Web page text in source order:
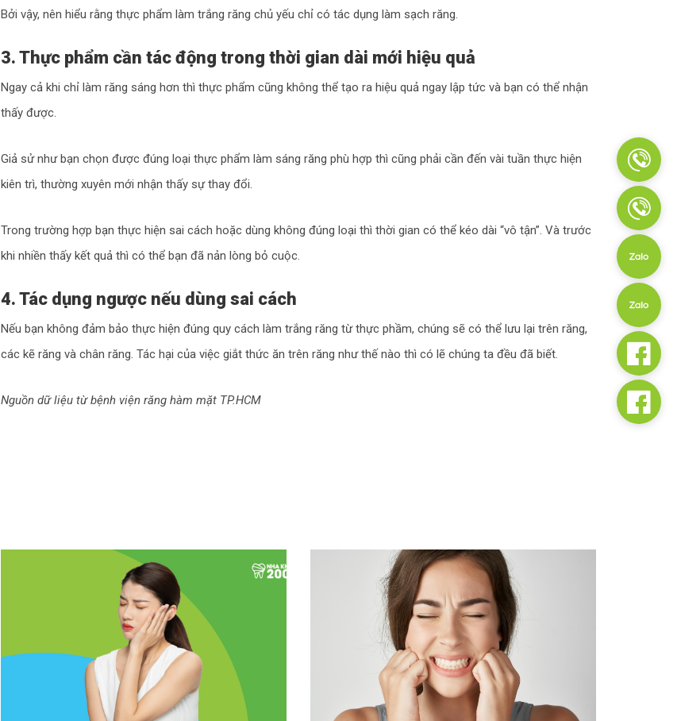
Bởi vậy, nên hiểu rằng thực phẩm làm trắng răng chủ yếu chỉ có tác dụng làm sạch răng.
3. Thực phẩm cần tác động trong thời gian dài mới hiệu quả
Ngay cả khi chỉ làm răng sáng hơn thì thực phẩm cũng không thể tạo ra hiệu quả ngay lập tức và bạn có thể nhận
thấy được.
Giả sử như bạn chọn được đúng loại thực phẩm làm sáng răng phù hợp thì cũng phải cần đến vài tuần thực hiện
kiên trì, thường xuyên mới nhận thấy sự thay đổi.
Trong trường hợp bạn thực hiện sai cách hoặc dùng không đúng loại thì thời gian có thể kéo dài “vô tận”. Và trước
khi nhiền thấy kết quả thì có thể bạn đã nản lòng bỏ cuộc.
4. Tác dụng ngược nếu dùng sai cách
Nếu bạn không đảm bảo thực hiện đúng quy cách làm trắng răng từ thực phầm, chúng sẽ có thể lưu lại trên răng,
các kẽ răng và chân răng. Tác hại của việc giắt thức ăn trên răng như thế nào thì có lẽ chúng ta đều đã biết.
Nguồn dữ liệu từ bệnh viện răng hàm mặt TP.HCM